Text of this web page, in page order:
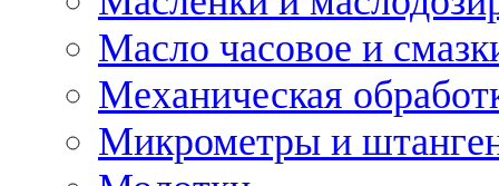
Масло часовое и
Механическая
Микрометры и